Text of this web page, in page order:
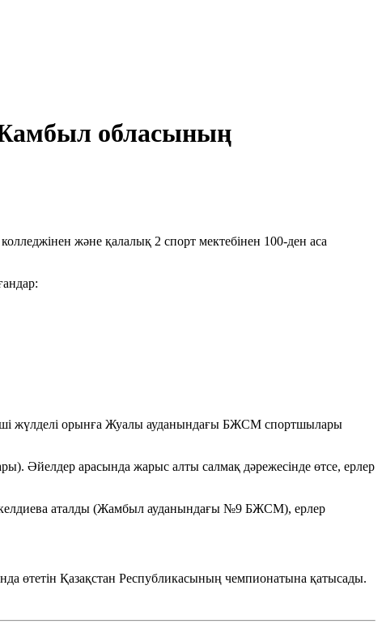
обласының
және қалалық 2 спорт мектебінен 100-ден аса
жүлделі орынға Жуалы ауданындағы БЖСМ спортшылары
Әйелдер арасында жарыс алты салмақ дәрежесінде өтсе, ерлер
аталды (Жамбыл ауданындағы №9 БЖСМ), ерлер
өтетін Қазақстан Республикасының чемпионатына қатысады.